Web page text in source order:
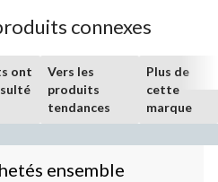
connexes
ont
Vers les
produits
tendances
Plus de
cette
marque
ensemble